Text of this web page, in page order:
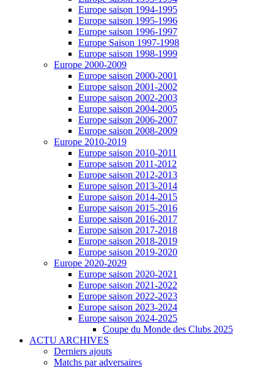
Europe saison 1994-1995
Europe saison 1995-1996
Europe saison 1996-1997
Europe Saison 1997-1998
Europe saison 1998-1999
Europe 2000-2009
Europe saison 2000-2001
Europe saison 2001-2002
Europe saison 2002-2003
Europe saison 2004-2005
Europe saison 2006-2007
Europe saison 2008-2009
Europe 2010-2019
Europe saison 2010-2011
Europe saison 2011-2012
Europe saison 2012-2013
Europe saison 2013-2014
Europe saison 2014-2015
Europe saison 2015-2016
Europe saison 2016-2017
Europe saison 2017-2018
Europe saison 2018-2019
Europe saison 2019-2020
Europe 2020-2029
Europe saison 2020-2021
Europe saison 2021-2022
Europe saison 2022-2023
Europe saison 2023-2024
Europe saison 2024-2025
Coupe du Monde des Clubs 2025
ACTU ARCHIVES
Derniers ajouts
Matchs par adversaires